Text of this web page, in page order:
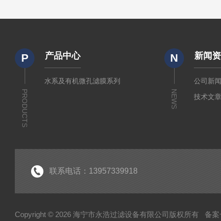
P
PRODUCTS
产品中心
水系及有机微孔滤膜系列
N
NEWS
新闻
公司新
技术文
联系电话：13957339918
Copyright © 2026 海宁市永浩过滤设备有限公司版权所有 备案